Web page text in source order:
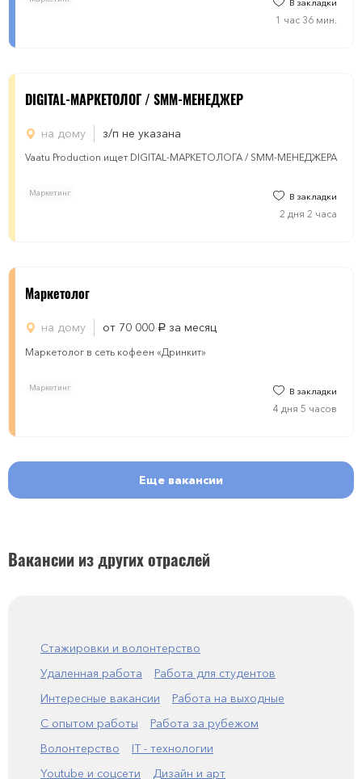
В закладки
1 час 36 мин.
DIGITAL-МАРКЕТОЛОГ / SMM-МЕНЕДЖЕР
на дому з/п не указана
Vaatu Production ищет DIGITAL-МАРКЕТОЛОГА / SMM-МЕНЕДЖЕРА
Маркетинг В закладки
2 дня 2 часа
Маркетолог
на дому от 70 000 руб. за месяц
Маркетолог в сеть кофеен «Дринкит»
Маркетинг В закладки
4 дня 5 часов
Еще вакансии
Вакансии из других отраслей
Стажировки и волонтерство
Удаленная работа
Работа для студентов
Интересные вакансии
Работа на выходные
С опытом работы
Работа за рубежом
Волонтерство
IT - технологии
Youtube и соцсети
Дизайн и арт